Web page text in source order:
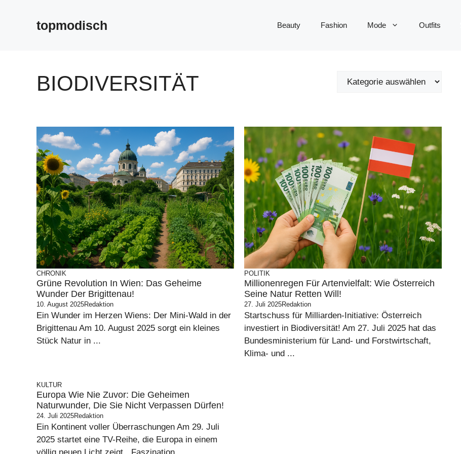
topmodisch Beauty Fashion Mode Outfits
BIODIVERSITÄT
CHRONIK
Grüne Revolution In Wien: Das Geheime
Wunder Der Brigittenau!
10. August 2025Redaktion
Ein Wunder im Herzen Wiens: Der Mini-Wald in der
Brigittenau Am 10. August 2025 sorgt ein kleines
Stück Natur in ...
POLITIK
Millionenregen Für Artenvielfalt: Wie Österreich
Seine Natur Retten Will!
27. Juli 2025Redaktion
Startschuss für Milliarden-Initiative: Österreich
investiert in Biodiversität! Am 27. Juli 2025 hat das
Bundesministerium für Land- und Forstwirtschaft,
Klima- und ...
KULTUR
Europa Wie Nie Zuvor: Die Geheimen
Naturwunder, Die Sie Nicht Verpassen Dürfen!
24. Juli 2025Redaktion
Ein Kontinent voller Überraschungen Am 29. Juli
2025 startet eine TV-Reihe, die Europa in einem